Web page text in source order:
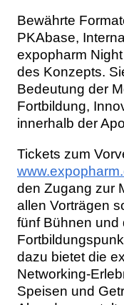
Bewährte
PKAbase,
expopharm
des Konzepts.
Bedeutung der
Fortbildung,
innerhalb der
Tickets zum
den Zugang zur
allen Vorträgen
fünf Bühnen und
dazu bietet die
Networking-
Speisen und